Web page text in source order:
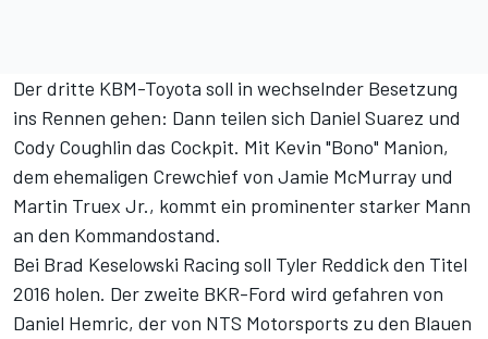
Der dritte KBM-Toyota soll in wechselnder Besetzung
ins Rennen gehen: Dann teilen sich Daniel Suarez und
Cody Coughlin das Cockpit. Mit Kevin "Bono" Manion,
dem ehemaligen Crewchief von Jamie McMurray und
Martin Truex Jr., kommt ein prominenter starker Mann
an den Kommandostand.
Bei Brad Keselowski Racing soll Tyler Reddick den Titel
2016 holen. Der zweite BKR-Ford wird gefahren von
Daniel Hemric, der von NTS Motorsports zu den Blauen